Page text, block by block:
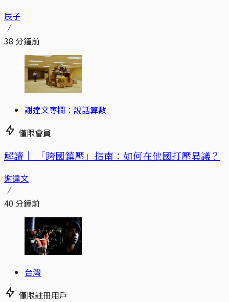
辰子
38 分鐘前
謝達文專欄：說話算數
僅限會員
解讀｜ 「跨國鎮壓」指南：如何在他國打壓異議？
謝達文
40 分鐘前
台灣
僅限註冊用戶